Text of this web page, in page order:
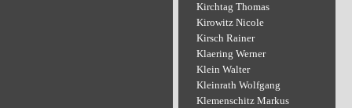
Kirchtag Thomas
Kirowitz Nicole
Kirsch Rainer
Klaering Werner
Klein Walter
Kleinrath Wolfgang
Klemenschitz Markus